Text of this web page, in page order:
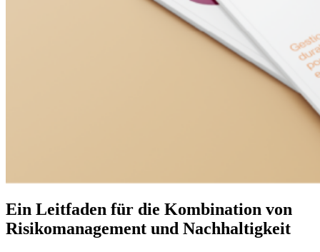
Ein Leitfaden für die Kombination von
Risikomanagement und Nachhaltigkeit